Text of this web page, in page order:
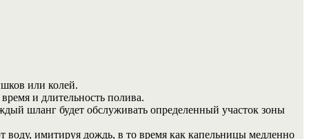
или колей.
и длительность полива.
шланг будет обслуживать определенный участок зоны
имитируя дождь, в то время как капельницы медленно